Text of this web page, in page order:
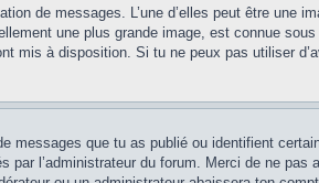
de messages. L’une d’elles peut être une
une plus grande image, est connue
mis à disposition. Si tu ne peux pas utiliser
messages que tu as publié ou identifient
l’administrateur du forum. Merci de ne